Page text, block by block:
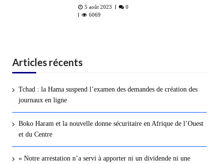
5 août 2023
0
6069
Articles récents
Tchad : la Hama suspend l’examen des demandes de création des
journaux en ligne
Boko Haram et la nouvelle donne sécuritaire en Afrique de l’Ouest
et du Centre
« Notre arrestation n’a servi à apporter ni un dividende ni une